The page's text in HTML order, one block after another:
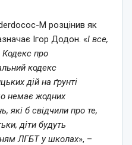
M розцінив як
Ігор Додон. «І все,
Кодекс про
кодекс
дій на ґрунті
немає жодних
які б свідчили про те,
діти будуть
ЛГБТ у школах», –